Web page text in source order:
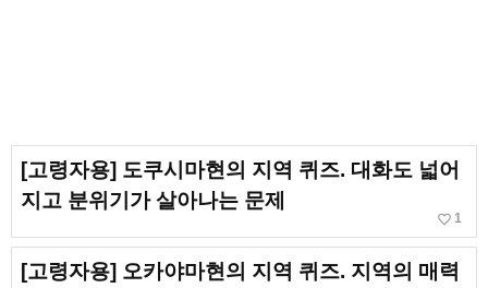
[고령자용] 도쿠시마현의 지역 퀴즈. 대화도 넓어
지고 분위기가 살아나는 문제
favorite_border 1
[고령자용] 오카야마현의 지역 퀴즈. 지역의 매력